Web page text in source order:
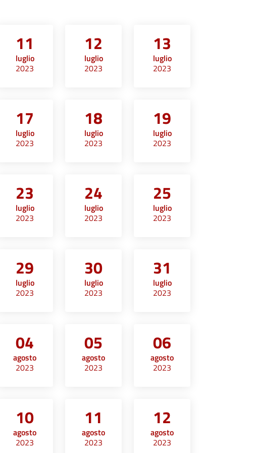
11
luglio
2023
12
luglio
2023
13
luglio
2023
17
luglio
2023
18
luglio
2023
19
luglio
2023
23
luglio
2023
24
luglio
2023
25
luglio
2023
29
luglio
2023
30
luglio
2023
31
luglio
2023
04
agosto
2023
05
agosto
2023
06
agosto
2023
10
agosto
2023
11
agosto
2023
12
agosto
2023